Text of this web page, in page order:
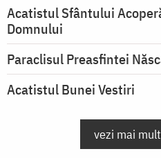
Acatistul Sfântului
Domnului
Paraclisul Preasfintei
Acatistul Bunei Vestiri
vezi mai